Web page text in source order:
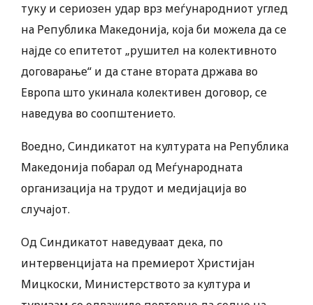
туку и сериозен удар врз меѓународниот углед
на Република Македонија, која би можела да се
најде со епитетот „рушител на колективното
договарање“ и да стане втората држава во
Европа што укинала колективен договор, се
наведува во соопштението.
Воедно, Синдикатот на културата на Република
Македонија побарал од Меѓународната
организација на трудот и медијација во
случајот.
Од Синдикатот наведуваат дека, по
интервенцијата на премиерот Христијан
Мицкоски, Министерството за култура и